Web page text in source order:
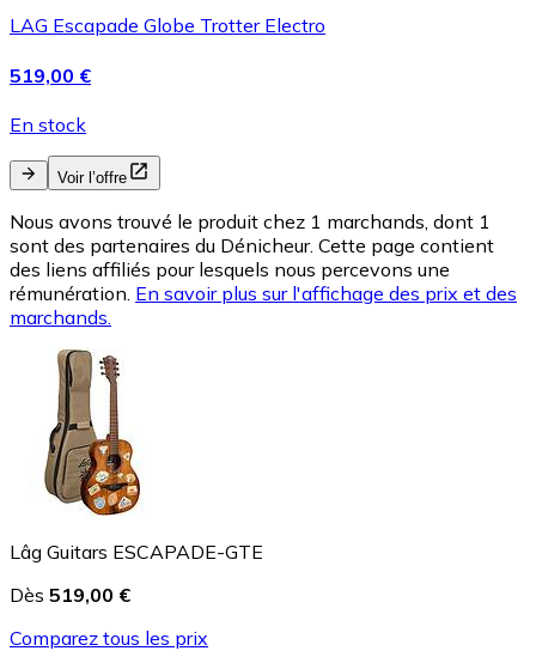
LAG Escapade Globe Trotter Electro
519,00 €
En stock
Voir l’offre
Nous avons trouvé le produit chez 1 marchands, dont 1
sont des partenaires du Dénicheur. Cette page contient
des liens affiliés pour lesquels nous percevons une
rémunération. En savoir plus sur l'affichage des prix et des
marchands.
Lâg Guitars ESCAPADE-GTE
Dès 519,00 €
Comparez tous les prix